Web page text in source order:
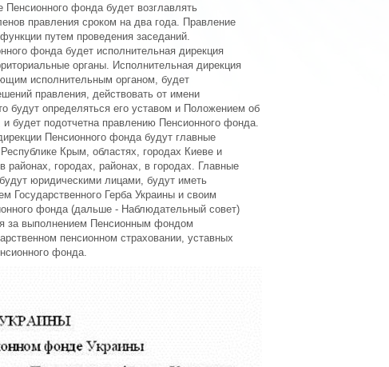
фонда будет возглавлять
правления сроком на два года. Правление
путем проведения заседаний.
фонда будет исполнительная дирекция
органы. Исполнительная дирекция
исполнительным органом, будет
правления, действовать от имени
будут определяться его уставом и Положением об
будет подотчетна правлению Пенсионного фонда.
Пенсионного фонда будут главные
Крым, областях, городах Киеве и
городах, районах, в городах. Главные
юридическими лицами, будут иметь
Государственного Герба Украины и своим
фонда (дальше - Наблюдательный совет)
за выполнением Пенсионным фондом
пенсионном страховании, уставных
фонда.